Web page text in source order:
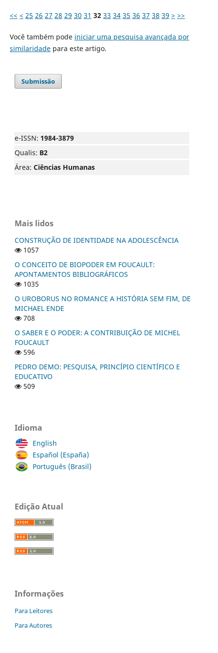
<< < 25 26 27 28 29 30 31 32 33 34 35 36 37 38 39 > >>
Você também pode iniciar uma pesquisa avançada por
similaridadepara este artigo.
Submissão
e-ISSN: 1984-3879
Qualis: B2
Área: Ciências Humanas
Mais lidos
CONSTRUÇÃO DE IDENTIDADE NA ADOLESCÊNCIA
1057
O CONCEITO DE BIOPODER EM FOUCAULT:
APONTAMENTOS BIBLIOGRÁFICOS
1035
O UROBORUS NO ROMANCE A HISTÓRIA SEM FIM, DE
MICHAEL ENDE
708
O SABER E O PODER: A CONTRIBUIÇÃO DE MICHEL
FOUCAULT
596
PEDRO DEMO: PESQUISA, PRINCÍPIO CIENTÍFICO E
EDUCATIVO
509
Idioma
English
Español (España)
Português (Brasil)
Edição Atual
Informações
Para Leitores
Para Autores